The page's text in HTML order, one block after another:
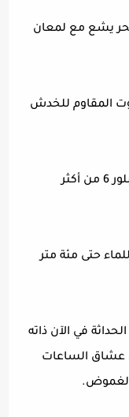
يشع مع لمعان
المقاوم للخدش
وهذا السر في كون ساعة رولكس اكسبلور 6 من أكثر
حتى مئة متر
في الآن ذاته
عشاق الساعات
الغموض.